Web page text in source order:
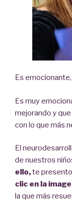
Es
Es muy
mejorando y
con lo que más
El
de nuestros
ello,te presento
clic en la
la que más